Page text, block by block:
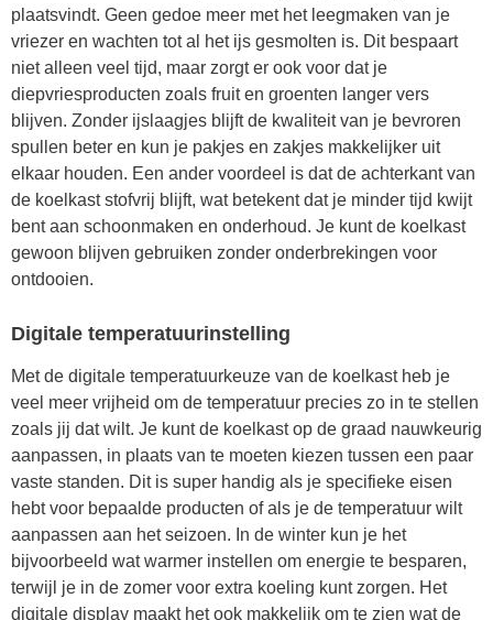
plaatsvindt. Geen gedoe meer met het leegmaken van je
vriezer en wachten tot al het ijs gesmolten is. Dit bespaart
niet alleen veel tijd, maar zorgt er ook voor dat je
diepvriesproducten zoals fruit en groenten langer vers
blijven. Zonder ijslaagjes blijft de kwaliteit van je bevroren
spullen beter en kun je pakjes en zakjes makkelijker uit
elkaar houden. Een ander voordeel is dat de achterkant van
de koelkast stofvrij blijft, wat betekent dat je minder tijd kwijt
bent aan schoonmaken en onderhoud. Je kunt de koelkast
gewoon blijven gebruiken zonder onderbrekingen voor
ontdooien.
Digitale temperatuurinstelling
Met de digitale temperatuurkeuze van de koelkast heb je
veel meer vrijheid om de temperatuur precies zo in te stellen
zoals jij dat wilt. Je kunt de koelkast op de graad nauwkeurig
aanpassen, in plaats van te moeten kiezen tussen een paar
vaste standen. Dit is super handig als je specifieke eisen
hebt voor bepaalde producten of als je de temperatuur wilt
aanpassen aan het seizoen. In de winter kun je het
bijvoorbeeld wat warmer instellen om energie te besparen,
terwijl je in de zomer voor extra koeling kunt zorgen. Het
digitale display maakt het ook makkelijk om te zien wat de